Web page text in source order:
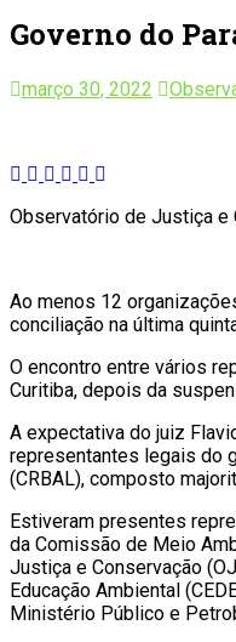
Governo do
março 30, 2022
Observatório de Justiça e
Ao menos 12
conciliação na última
O encontro entre vários
Curitiba, depois da
A expectativa do juiz
representantes legais do
(CRBAL), composto
Estiveram presentes
da Comissão de Meio
Justiça e Conservação
Educação Ambiental
Ministério Público e